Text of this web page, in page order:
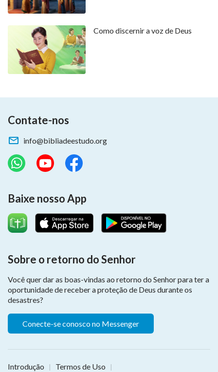
Como discernir a voz de Deus
Contate-nos
info@bibliadeestudo.org
Baixe nosso App
Sobre o retorno do Senhor
Você quer dar as boas-vindas ao retorno do Senhor para ter a
oportunidade de receber a proteção de Deus durante os
desastres?
Conecte-se conosco no Messenger
Introdução | Termos de Uso |